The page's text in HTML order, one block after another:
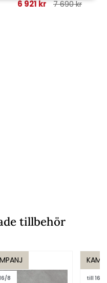
6 921 kr 7 690 kr
tillbehör
8 till 16/8